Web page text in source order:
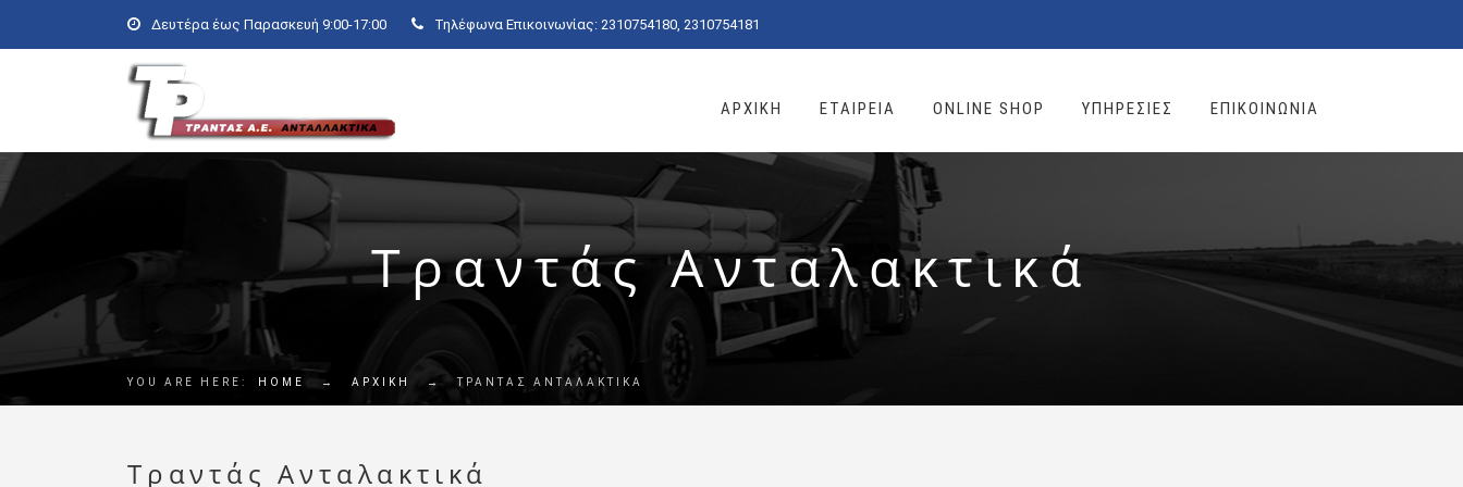
Δευτέρα έως Παρασκευή 9:00-17:00 Τηλέφωνα Επικοινωνίας: 2310754180, 2310754181
ΑΡΧΙΚΗ ΕΤΑΙΡΕΙΑ ONLINE SHOP ΥΠΗΡΕΣΙΕΣ ΕΠΙΚΟΙΝΩΝΙΑ
Τραντάς Ανταλακτικά
YOU ARE HERE: HOME → ΑΡΧΙΚΗ → ΤΡΑΝΤΆΣ ΑΝΤΑΛΑΚΤΙΚΆ
Τραντάς Ανταλακτικά